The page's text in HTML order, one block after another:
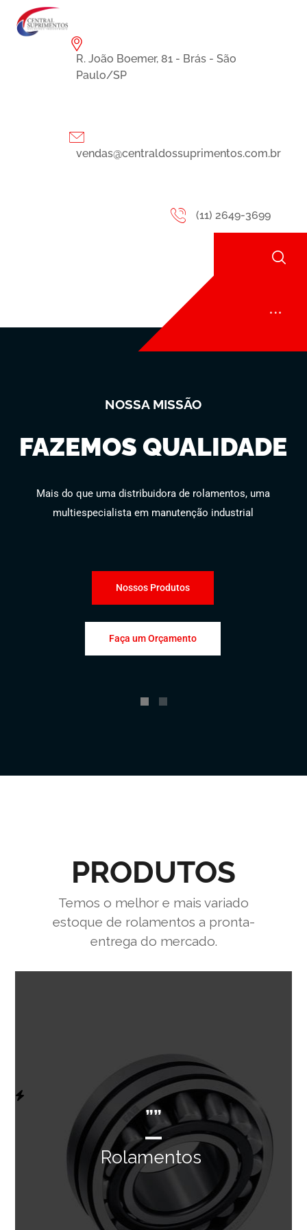
R. João Boemer, 81 - Brás - São
Paulo/SP
vendas@centraldossuprimentos.com.br
(11) 2649-3699
FAZEMOS QUALIDADE
NOSSA MISSÃO
Mais do que uma distribuidora de rolamentos, uma
multiespecialista em manutenção industrial
Nossos Produtos
Faça um Orçamento
PRODUTOS
Temos o melhor e mais variado
estoque de rolamentos a pronta-
entrega do mercado.
””
Rolamentos